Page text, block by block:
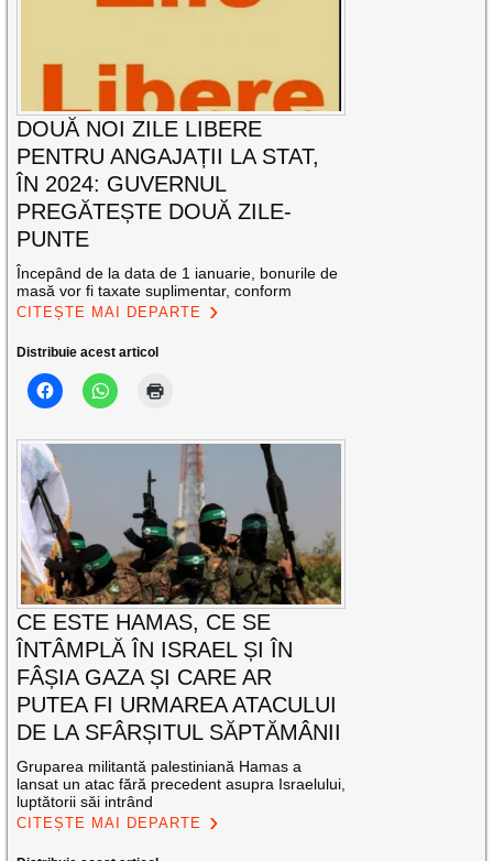
DOUĂ NOI ZILE LIBERE
PENTRU ANGAJAȚII LA STAT,
ÎN 2024: GUVERNUL
PREGĂTEȘTE DOUĂ ZILE-
PUNTE
Începând de la data de 1 ianuarie, bonurile de
masă vor fi taxate suplimentar, conform
CITEȘTE MAI DEPARTE
Distribuie acest articol
CE ESTE HAMAS, CE SE
ÎNTÂMPLĂ ÎN ISRAEL ȘI ÎN
FÂȘIA GAZA ȘI CARE AR
PUTEA FI URMAREA ATACULUI
DE LA SFÂRȘITUL SĂPTĂMÂNII
Gruparea militantă palestiniană Hamas a
lansat un atac fără precedent asupra Israelului,
luptătorii săi intrând
CITEȘTE MAI DEPARTE